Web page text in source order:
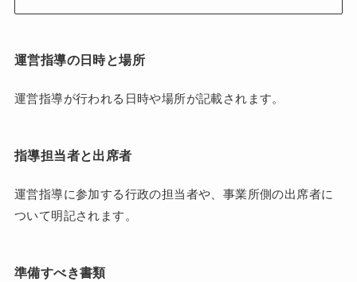
運営指導の日時と場所
運営指導が行われる日時や場所が記載されます。
指導担当者と出席者
運営指導に参加する行政の担当者や、事業所側の出席者に
ついて明記されます。
準備すべき書類